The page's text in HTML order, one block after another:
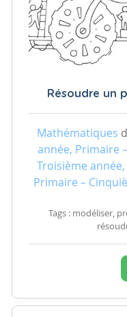
Résoudre un
Mathématiques
année, Primaire
Troisième
Primaire –
Tags : modéliser,